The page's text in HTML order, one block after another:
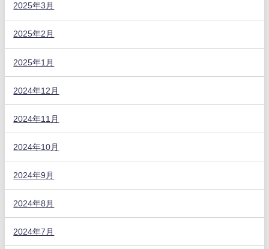
2025年3月
2025年2月
2025年1月
2024年12月
2024年11月
2024年10月
2024年9月
2024年8月
2024年7月